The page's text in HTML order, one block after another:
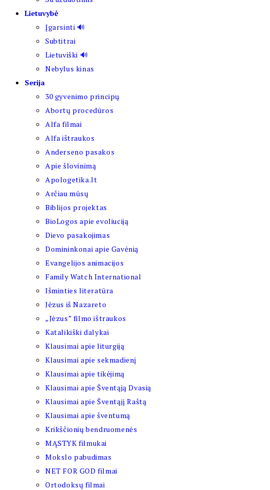
Lietuvybė
Įgarsinti 🔊
Subtitrai
Lietuviški 🔊
Nebylus kinas
Serija
30 gyvenimo principų
Abortų procedūros
Alfa filmai
Alfa ištraukos
Anderseno pasakos
Apie šlovinimą
Apologetika.lt
Arčiau mūsų
Biblijos projektas
BioLogos apie evoliuciją
Dievo pasakojimas
Domininkonai apie Gavėnią
Evangelijos animacijos
Family Watch International
Išminties literatūra
Jėzus iš Nazareto
„Jėzus” filmo ištraukos
Katalikiški dalykai
Klausimai apie liturgiją
Klausimai apie sekmadienį
Klausimai apie tikėjimą
Klausimai apie Šventąją Dvasią
Klausimai apie Šventąjį Raštą
Klausimai apie šventumą
Krikščionių bendruomenės
MĄSTYK filmukai
Mokslo pabudimas
NET FOR GOD filmai
Ortodoksų filmai